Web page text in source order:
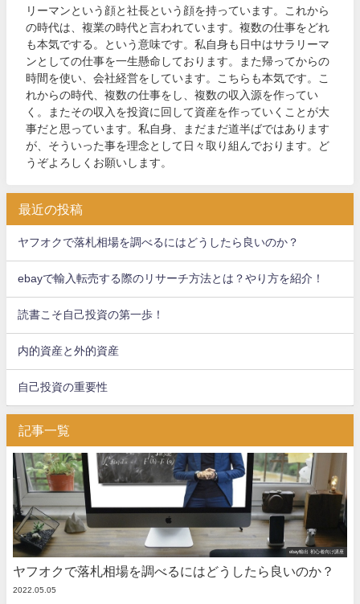
リーマンという顔と社長という顔を持っています。これから
の時代は、複業の時代と言われています。複数の仕事をどれ
も本気でする。という意味です。私自身も日中はサラリーマ
ンとしての仕事を一生懸命しております。また帰ってからの
時間を使い、会社経営をしています。こちらも本気です。こ
れからの時代、複数の仕事をし、複数の収入源を作ってい
く。またその収入を投資に回して資産を作っていくことが大
事だと思っています。私自身、まだまだ道半ばではあります
が、そういった事を理念として日々取り組んでおります。ど
うぞよろしくお願いします。
最近の投稿
ヤフオクで落札相場を調べるにはどうしたら良いのか？
ebayで輸入転売する際のリサーチ方法とは？やり方を紹介！
読書こそ自己投資の第一歩！
内的資産と外的資産
自己投資の重要性
記事一覧
ebay輸出 初心者向け講座
ヤフオクで落札相場を調べるにはどうしたら良いのか？
2022.05.05